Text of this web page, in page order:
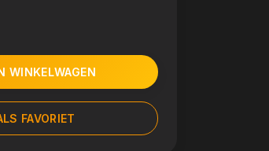
WINKELWAGEN
FAVORIET